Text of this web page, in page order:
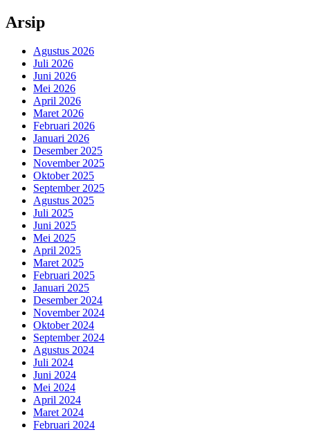
Arsip
Agustus 2026
Juli 2026
Juni 2026
Mei 2026
April 2026
Maret 2026
Februari 2026
Januari 2026
Desember 2025
November 2025
Oktober 2025
September 2025
Agustus 2025
Juli 2025
Juni 2025
Mei 2025
April 2025
Maret 2025
Februari 2025
Januari 2025
Desember 2024
November 2024
Oktober 2024
September 2024
Agustus 2024
Juli 2024
Juni 2024
Mei 2024
April 2024
Maret 2024
Februari 2024